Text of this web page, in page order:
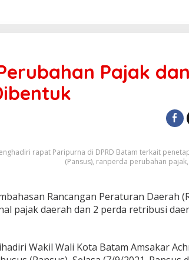
Pajak dan
rapat Paripurna di DPRD Batam terkait
(Pansus), ranperda perubahan
Rancangan Peraturan Daerah
pajak daerah dan 2 perda retribusi
Wakil Wali Kota Batam Amsakar